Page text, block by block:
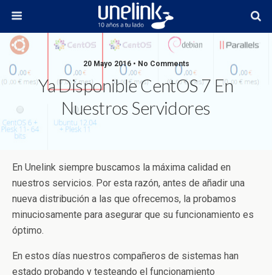
20 Mayo 2016 • No Comments
Ya Disponible CentOS 7 En
Nuestros Servidores
En Unelink siempre buscamos la máxima calidad en
nuestros servicios. Por esta razón, antes de añadir una
nueva distribución a las que ofrecemos, la probamos
minuciosamente para asegurar que su funcionamiento es
óptimo.
En estos días nuestros compañeros de sistemas han
estado probando y testeando el funcionamiento